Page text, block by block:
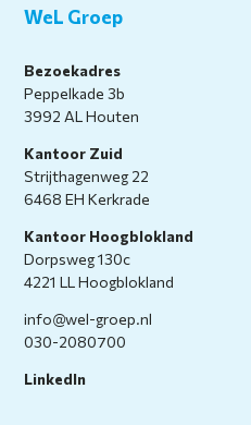
WeL Groep
Bezoekadres
Peppelkade 3b
3992 AL Houten
Kantoor Zuid
Strijthagenweg 22
6468 EH Kerkrade
Kantoor Hoogblokland
Dorpsweg 130c
4221 LL Hoogblokland
info@wel-groep.nl
030-2080700
LinkedIn